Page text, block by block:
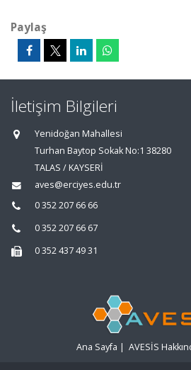
Paylaş
İletişim Bilgileri
Yenidoğan Mahallesi
Turhan Baytop Sokak No:1 38280
TALAS / KAYSERİ
aves@erciyes.edu.tr
0 352 207 66 66
0 352 207 66 67
0 352 437 49 31
Ana Sayfa | AVESİS